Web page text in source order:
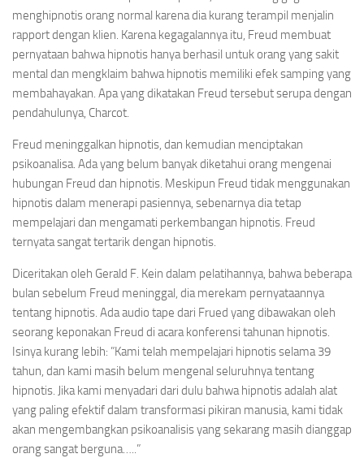
menghipnotis orang normal karena dia kurang terampil menjalin
rapport dengan klien. Karena kegagalannya itu, Freud membuat
pernyataan bahwa hipnotis hanya berhasil untuk orang yang sakit
mental dan mengklaim bahwa hipnotis memiliki efek samping yang
membahayakan. Apa yang dikatakan Freud tersebut serupa dengan
pendahulunya, Charcot.
Freud meninggalkan hipnotis, dan kemudian menciptakan
psikoanalisa. Ada yang belum banyak diketahui orang mengenai
hubungan Freud dan hipnotis. Meskipun Freud tidak menggunakan
hipnotis dalam menerapi pasiennya, sebenarnya dia tetap
mempelajari dan mengamati perkembangan hipnotis. Freud
ternyata sangat tertarik dengan hipnotis.
Diceritakan oleh Gerald F. Kein dalam pelatihannya, bahwa beberapa
bulan sebelum Freud meninggal, dia merekam pernyataannya
tentang hipnotis. Ada audio tape dari Frued yang dibawakan oleh
seorang keponakan Freud di acara konferensi tahunan hipnotis.
Isinya kurang lebih: ”Kami telah mempelajari hipnotis selama 39
tahun, dan kami masih belum mengenal seluruhnya tentang
hipnotis. Jika kami menyadari dari dulu bahwa hipnotis adalah alat
yang paling efektif dalam transformasi pikiran manusia, kami tidak
akan mengembangkan psikoanalisis yang sekarang masih dianggap
orang sangat berguna…..”